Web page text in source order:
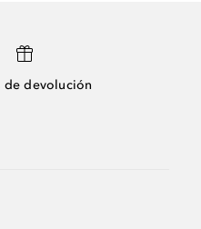
de devolución